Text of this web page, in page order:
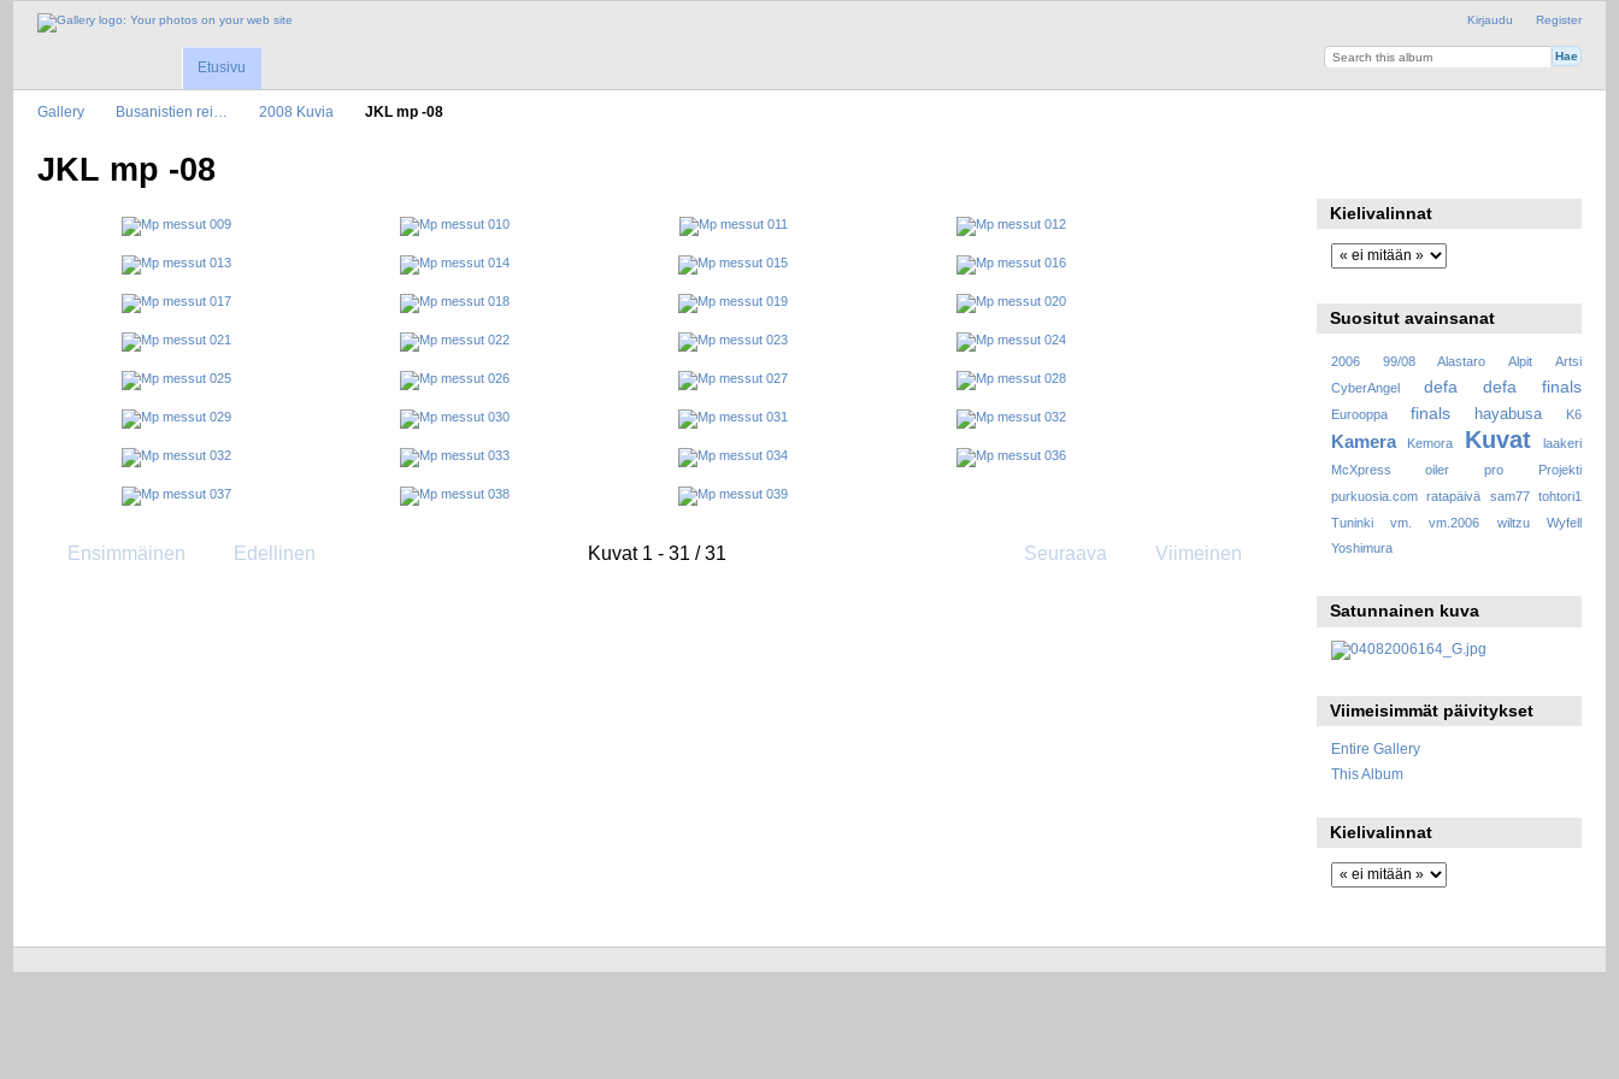
Kirjaudu Register
Etusivu
Gallery Busanistien rei… 2008 Kuvia JKL mp -08
JKL mp -08
Ensimmäinen Edellinen Kuvat 1 - 31 / 31 Seuraava Viimeinen
Kielivalinnat
Suositut avainsanat
2006 99/08 Alastaro Alpit
Artsi
CyberAngel
defa defa finals
Eurooppa finals hayabusa K6
Kamera Kemora Kuvat
laakeri
McXpress
oiler pro
Projekti
purkuosia.com
ratapäivä sam77
tohtori1
Tuninki
vm. vm.2006 wiltzu
Wyfell
Yoshimura
Satunnainen kuva
Viimeisimmät päivitykset
Entire Gallery
This Album
Kielivalinnat